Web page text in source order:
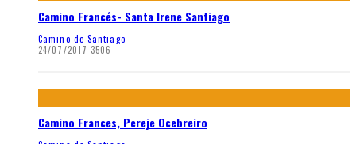
Camino Francés- Santa Irene Santiago
Camino de Santiago
24/07/2017 3506
Camino Frances, Pereje Ocebreiro